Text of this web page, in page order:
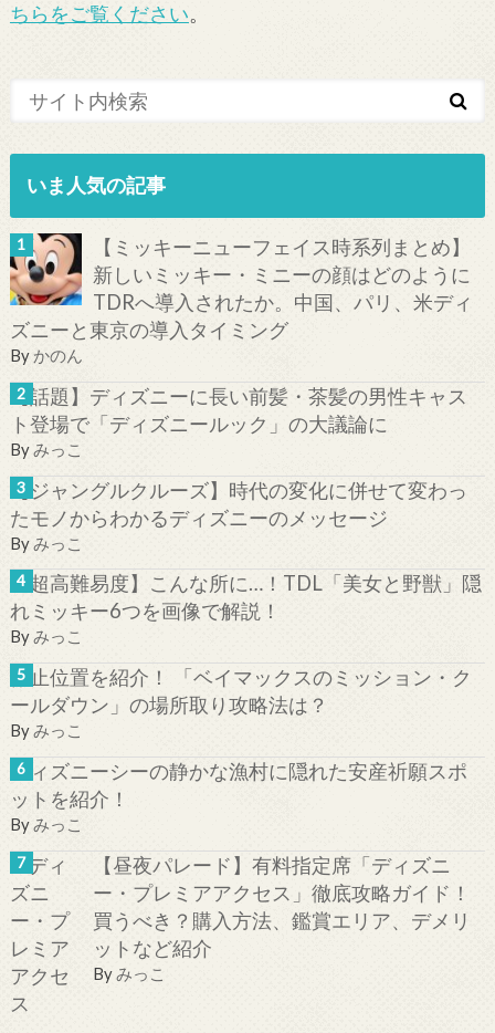
ちらをご覧ください。
いま人気の記事
【ミッキーニューフェイス時系列まとめ】
新しいミッキー・ミニーの顔はどのように
TDRへ導入されたか。中国、パリ、米ディ
ズニーと東京の導入タイミング
Byかのん
【話題】ディズニーに長い前髪・茶髪の男性キャス
ト登場で「ディズニールック」の大議論に
Byみっこ
【ジャングルクルーズ】時代の変化に併せて変わっ
たモノからわかるディズニーのメッセージ
By みっこ
【超高難易度】こんな所に…！TDL「美女と野獣」隠
れミッキー6つを画像で解説！
Byみっこ
停止位置を紹介！ 「ベイマックスのミッション・ク
ールダウン」の場所取り攻略法は？
Byみっこ
ディズニーシーの静かな漁村に隠れた安産祈願スポ
ットを紹介！
Byみっこ
【昼夜パレード】有料指定席「ディズニ
ー・プレミアアクセス」徹底攻略ガイド！
買うべき？購入方法、鑑賞エリア、デメリ
ットなど紹介
Byみっこ